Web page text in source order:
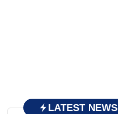
LATEST NEWS